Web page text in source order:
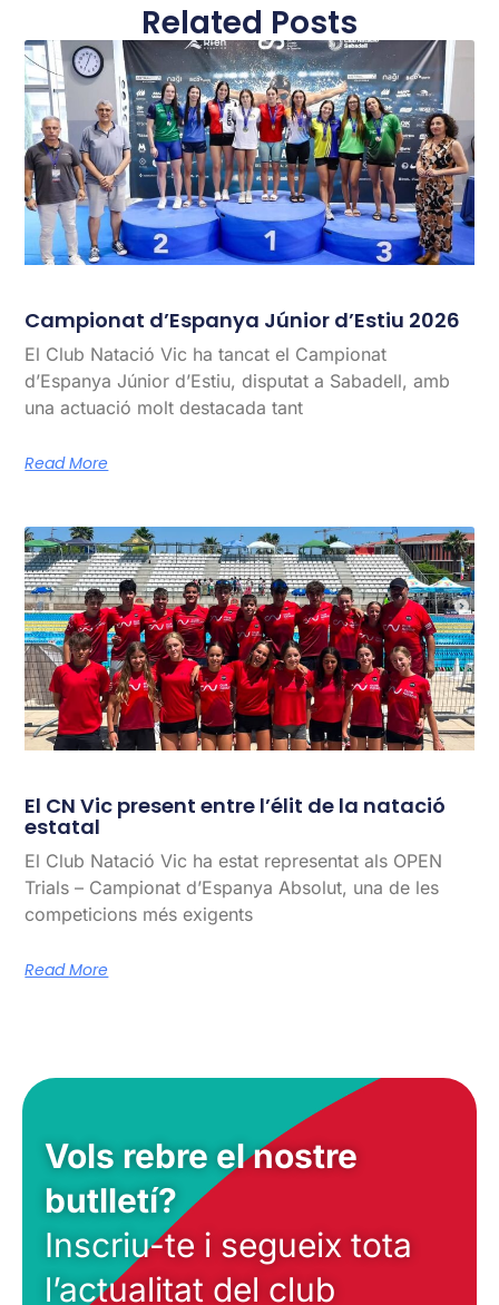
Related Posts
Campionat d’Espanya Júnior d’Estiu 2026
El Club Natació Vic ha tancat el Campionat
d’Espanya Júnior d’Estiu, disputat a Sabadell, amb
una actuació molt destacada tant
Read More
El CN Vic present entre l’élit de la natació
estatal
El Club Natació Vic ha estat representat als OPEN
Trials – Campionat d’Espanya Absolut, una de les
competicions més exigents
Read More
Vols rebre el nostre
butlletí?
Inscriu-te i segueix tota
l’actualitat del club